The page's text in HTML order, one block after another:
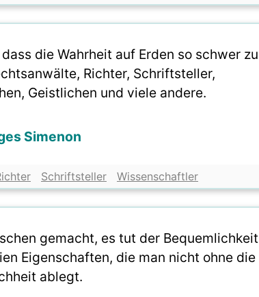
die Wahrheit auf Erden so schwer zu
Richter, Schriftsteller,
Geistlichen und viele andere.
Simenon
Schriftsteller Wissenschaftler
gemacht, es tut der Bequemlichkeit
Eigenschaften, die man nicht ohne die
ablegt.